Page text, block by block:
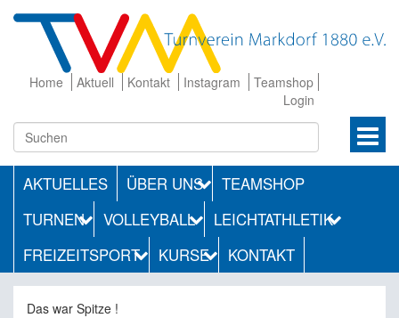
Home Aktuell Kontakt Instagram
Teamshop
Login
AKTUELLES ÜBER UNS
TEAMSHOP
TURNEN
VOLLEYBALL
LEICHTATHLETIK
FREIZEITSPORT
KURSE KONTAKT
Das war Spitze !